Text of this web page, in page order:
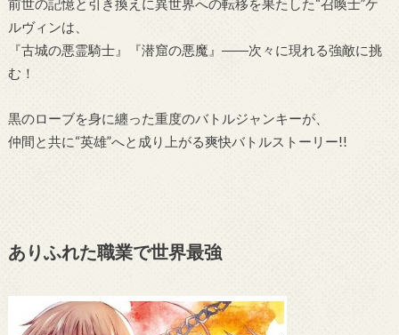
前世の記憶と引き換えに異世界への転移を果たした“召喚士”ケ
ルヴィンは、
『古城の悪霊騎士』『潜窟の悪魔』――次々に現れる強敵に挑
む！
黒のローブを身に纏った重度のバトルジャンキーが、
仲間と共に“英雄”へと成り上がる爽快バトルストーリー!!
ありふれた職業で世界最強